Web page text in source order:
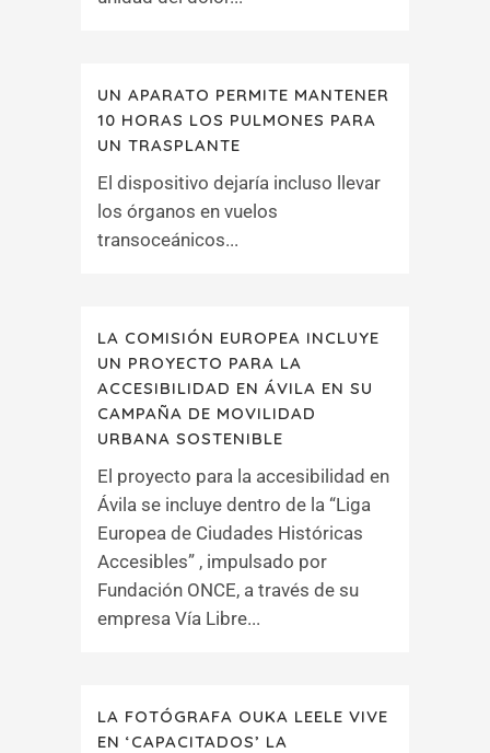
UN APARATO PERMITE MANTENER
10 HORAS LOS PULMONES PARA
UN TRASPLANTE
El dispositivo dejaría incluso llevar
los órganos en vuelos
transoceánicos...
LA COMISIÓN EUROPEA INCLUYE
UN PROYECTO PARA LA
ACCESIBILIDAD EN ÁVILA EN SU
CAMPAÑA DE MOVILIDAD
URBANA SOSTENIBLE
El proyecto para la accesibilidad en
Ávila se incluye dentro de la “Liga
Europea de Ciudades Históricas
Accesibles” , impulsado por
Fundación ONCE, a través de su
empresa Vía Libre...
LA FOTÓGRAFA OUKA LEELE VIVE
EN ‘CAPACITADOS’ LA